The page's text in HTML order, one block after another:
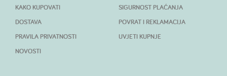
KAKO KUPOVATI
DOSTAVA
PRAVILA PRIVATNOSTI
NOVOSTI
SIGURNOST PLAĆANJA
POVRAT I REKLAMACIJA
UVJETI KUPNJE